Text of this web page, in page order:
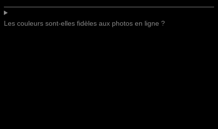
Les couleurs sont-elles fidèles aux photos en ligne ?